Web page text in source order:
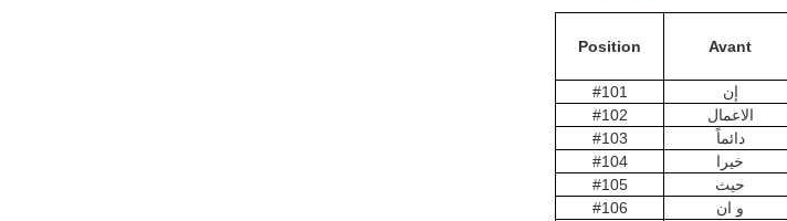
Position Avant
#101 إن
#102
الاعمال
#103
دائماً
#104
خيرا
#105
حيث
#106
و ان